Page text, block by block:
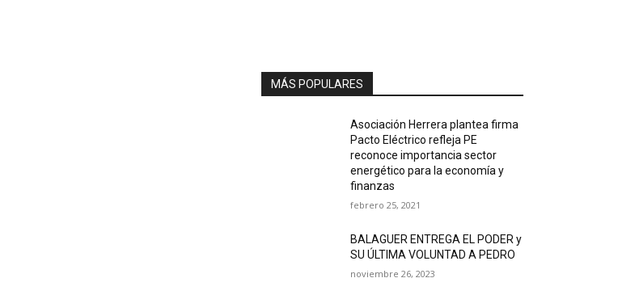
MÁS POPULARES
Asociación Herrera plantea firma
Pacto Eléctrico refleja PE
reconoce importancia sector
energético para la economía y
finanzas
febrero 25, 2021
BALAGUER ENTREGA EL PODER y
SU ÚLTIMA VOLUNTAD A PEDRO
noviembre 26, 2023